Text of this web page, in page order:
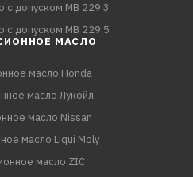
с допуском MB 229.3
с допуском MB 229.5
МАСЛО
масло Honda
масло Лукойл
масло Nissan
масло Liqui Moly
масло ZIC